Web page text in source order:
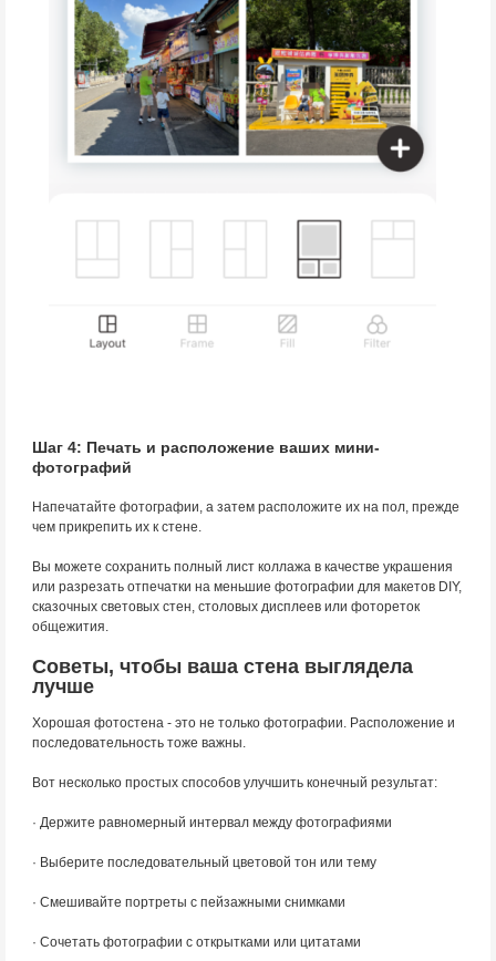
Шаг 4: Печать и расположение ваших мини-
фотографий
Напечатайте фотографии, а затем расположите их на пол, прежде
чем прикрепить их к стене.
Вы можете сохранить полный лист коллажа в качестве украшения
или разрезать отпечатки на меньшие фотографии для макетов DIY,
сказочных световых стен, столовых дисплеев или фотореток
общежития.
Советы, чтобы ваша стена выглядела
лучше
Хорошая фотостена - это не только фотографии. Расположение и
последовательность тоже важны.
Вот несколько простых способов улучшить конечный результат:
· Держите равномерный интервал между фотографиями
· Выберите последовательный цветовой тон или тему
· Смешивайте портреты с пейзажными снимками
· Сочетать фотографии с открытками или цитатами